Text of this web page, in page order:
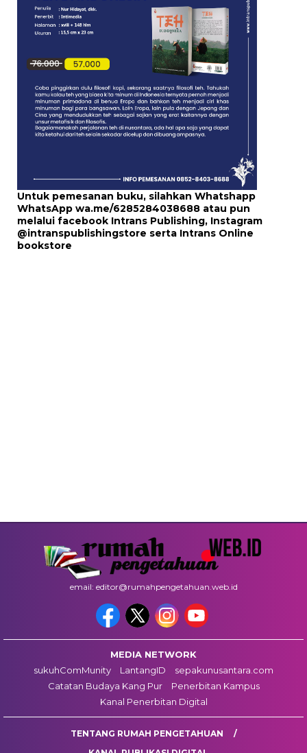
Untuk pemesanan buku, silahkan Whatshapp
WhatsApp wa.me/6285284038688 atau pun
melalui facebook Intrans Publishing, Instagram
@intranspublishingstore serta Intrans Online
bookstore
email: editor@rumahpengetahuan.web.id
MEDIA NETWORK
sukuhComMunity
LantangID
sepakunusantara.com
Catatan Budaya Kang Pur
Penerbitan Kampus
Kanal Penerbitan Digital
TENTANG RUMAH PENGETAHUAN